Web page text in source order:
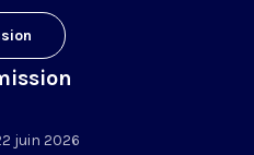
juin 2026